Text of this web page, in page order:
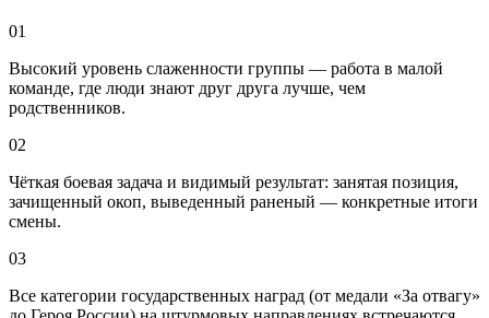
01
Высокий уровень слаженности группы — работа в малой
команде, где люди знают друг друга лучше, чем
родственников.
02
Чёткая боевая задача и видимый результат: занятая позиция,
зачищенный окоп, выведенный раненый — конкретные итоги
смены.
03
Все категории государственных наград (от медали «За отвагу»